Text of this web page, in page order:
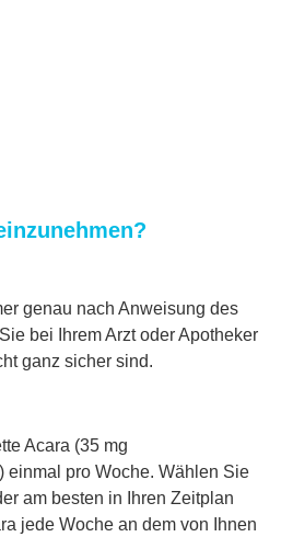
genau nach Anweisung des
bei Ihrem Arzt oder Apotheker
ganz sicher sind.
Acara (35 mg
einmal pro Woche. Wählen Sie
am besten in Ihren Zeitplan
jede Woche an dem von Ihnen